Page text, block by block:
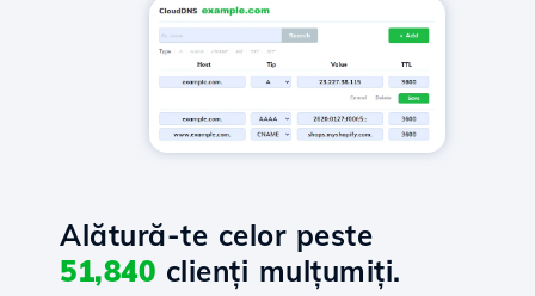
Alătură-te celor peste
51,840 clienți mulțumiți.